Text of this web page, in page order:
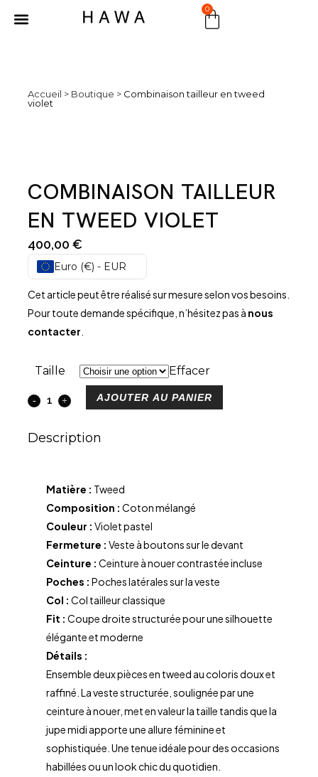
0
Accueil > Boutique > Combinaison tailleur en tweed
violet
COMBINAISON TAILLEUR
EN TWEED VIOLET
400,00 €
Euro (€) - EUR
Cet article peut être réalisé sur mesure selon vos besoins.
Pour toute demande spécifique, n’hésitez pas à nous
contacter
Taille Effacer
AJOUTER AU PANIER
Description
Matière : Tweed
Composition : Coton mélangé
Couleur : Violet pastel
Fermeture : Veste à boutons sur le devant
Ceinture : Ceinture à nouer contrastée incluse
Poches : Poches latérales sur la veste
Col : Col tailleur classique
Fit : Coupe droite structurée pour une silhouette
élégante et moderne
Détails :
Ensemble deux pièces en tweed au coloris doux et
raffiné. La veste structurée, soulignée par une
ceinture à nouer, met en valeur la taille tandis que la
jupe midi apporte une allure féminine et
sophistiquée. Une tenue idéale pour des occasions
habillées ou un look chic du quotidien.